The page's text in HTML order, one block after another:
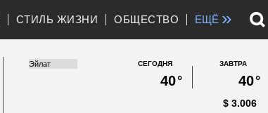
СТИЛЬ ЖИЗНИ ОБЩЕСТВО ЕЩЁ »
СЕГОДНЯ
40°
ЗАВТРА
40°
3.006
$